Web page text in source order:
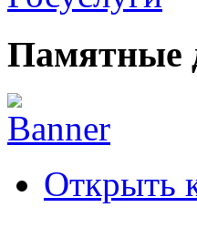
Памятные
Открыть